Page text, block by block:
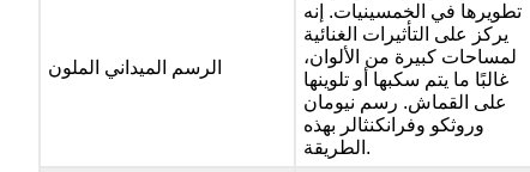
الرسم الميداني الملون
تطويرها في الخمسينيات. إنه
يركز على التأثيرات الغنائية
لمساحات كبيرة من الألوان،
غالبًا ما يتم سكبها أو تلوينها
على القماش. رسم نيومان
وروثكو وفرانكنثالر بهذه
الطريقة.